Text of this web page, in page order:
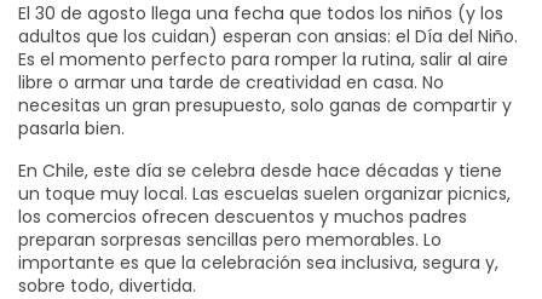
El 30 de agosto llega una fecha que todos los niños (y los
adultos que los cuidan) esperan con ansias: el Día del Niño.
Es el momento perfecto para romper la rutina, salir al aire
libre o armar una tarde de creatividad en casa. No
necesitas un gran presupuesto, solo ganas de compartir y
pasarla bien.
En Chile, este día se celebra desde hace décadas y tiene
un toque muy local. Las escuelas suelen organizar picnics,
los comercios ofrecen descuentos y muchos padres
preparan sorpresas sencillas pero memorables. Lo
importante es que la celebración sea inclusiva, segura y,
sobre todo, divertida.